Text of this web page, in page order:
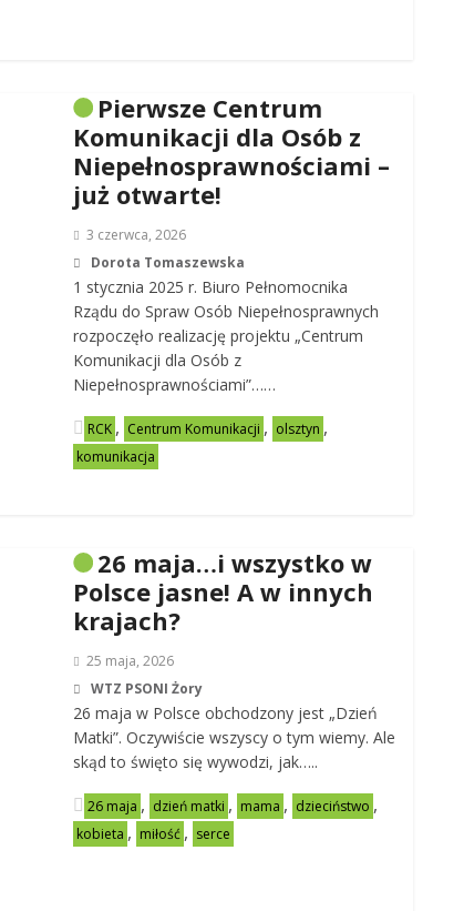
Pierwsze Centrum
Komunikacji dla Osób z
Niepełnosprawnościami –
już otwarte!
3 czerwca, 2026
Dorota Tomaszewska
1 stycznia 2025 r. Biuro Pełnomocnika
Rządu do Spraw Osób Niepełnosprawnych
rozpoczęło realizację projektu „Centrum
Komunikacji dla Osób z
Niepełnosprawnościami”……
RCK , Centrum Komunikacji , olsztyn ,
komunikacja
26 maja…i wszystko w
Polsce jasne! A w innych
krajach?
25 maja, 2026
WTZ PSONI Żory
26 maja w Polsce obchodzony jest „Dzień
Matki”. Oczywiście wszyscy o tym wiemy. Ale
skąd to święto się wywodzi, jak…..
26 maja , dzień matki , mama , dzieciństwo ,
kobieta , miłość , serce